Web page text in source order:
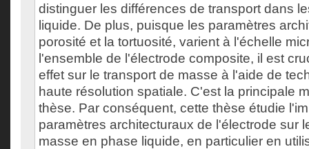
distinguer les différences de transport dans
liquide. De plus, puisque les paramètres
porosité et la tortuosité, varient à l'échelle
l'ensemble de l'électrode composite, il est
effet sur le transport de masse à l'aide de
haute résolution spatiale. C'est la principale
thèse. Par conséquent, cette thèse étudie
paramètres architecturaux de l'électrode sur
masse en phase liquide, en particulier en